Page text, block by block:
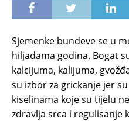
Sjemenke bundeve se u
hiljadama godina. Bogat
kalcijuma, kalijuma,
su izbor za grickanje jer
kiselinama koje su tijelu
zdravlja srca i regulisanje